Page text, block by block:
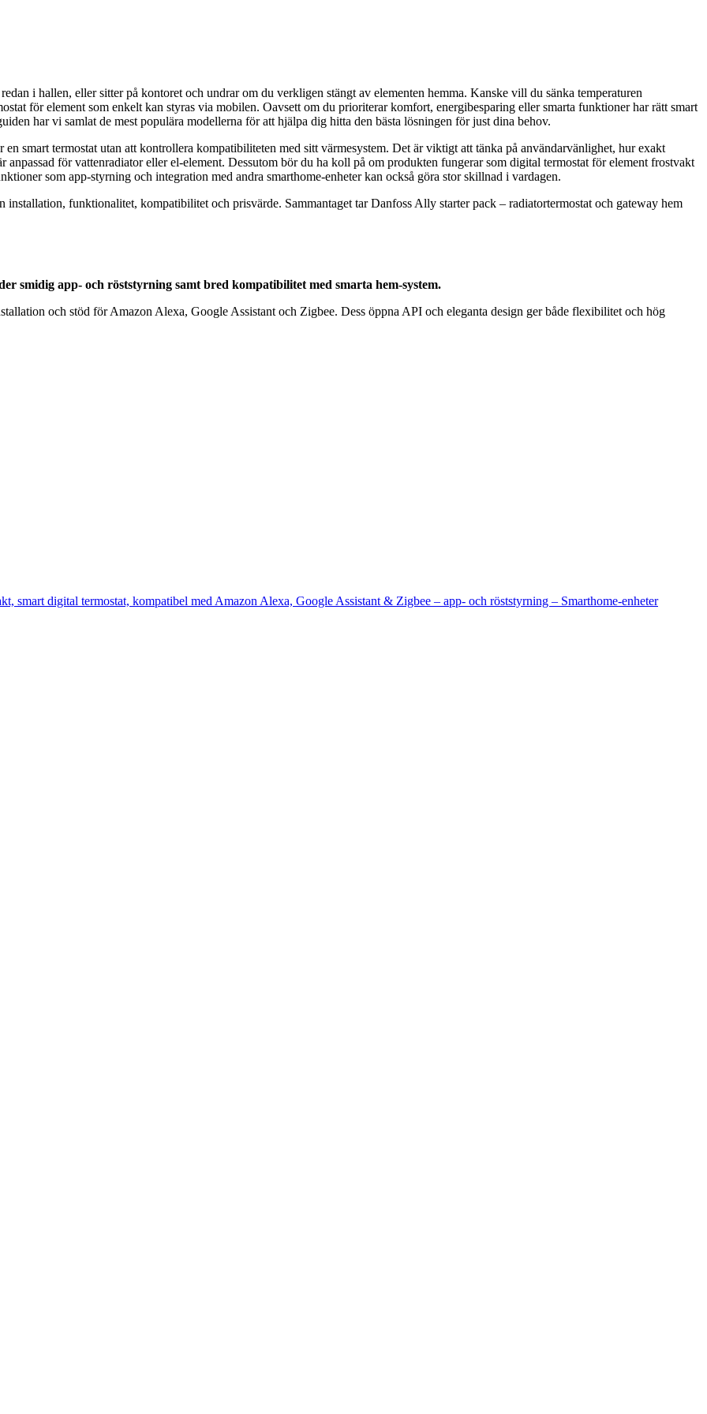
i hallen, eller sitter på kontoret och undrar om du verkligen stängt av elementen hemma. Kanske vill du sänka temperaturen
för element som enkelt kan styras via mobilen. Oavsett om du prioriterar komfort, energibesparing eller smarta funktioner har rätt smart
har vi samlat de mest populära modellerna för att hjälpa dig hitta den bästa lösningen för just dina behov.
smart termostat utan att kontrollera kompatibiliteten med sitt värmesystem. Det är viktigt att tänka på användarvänlighet, hur exakt
anpassad för vattenradiator eller el-element. Dessutom bör du ha koll på om produkten fungerar som digital termostat för element frostvakt
som app-styrning och integration med andra smarthome-enheter kan också göra stor skillnad i vardagen.
installation, funktionalitet, kompatibilitet och prisvärde. Sammantaget tar Danfoss Ally starter pack – radiatortermostat och gateway hem
smidig app- och röststyrning samt bred kompatibilitet med smarta hem-system.
och stöd för Amazon Alexa, Google Assistant och Zigbee. Dess öppna API och eleganta design ger både flexibilitet och hög
smart digital termostat, kompatibel med Amazon Alexa, Google Assistant & Zigbee – app- och röststyrning – Smarthome-enheter